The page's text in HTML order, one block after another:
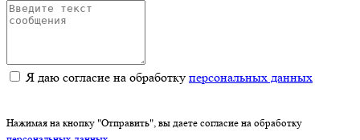
Я даю согласие на обработку персональных данных
Нажимая на кнопку "Отправить", вы даете согласие на обработку